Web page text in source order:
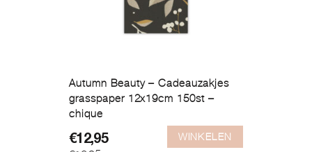
Autumn Beauty – Cadeauzakjes
grasspaper 12x19cm 150st –
chique
Oorspronkelijke
€12,95
Huidige
WINKELEN